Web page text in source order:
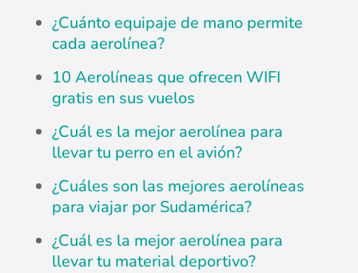
¿Cuánto equipaje de mano permite
cada aerolínea?
10 Aerolíneas que ofrecen WIFI
gratis en sus vuelos
¿Cuál es la mejor aerolínea para
llevar tu perro en el avión?
¿Cuáles son las mejores aerolíneas
para viajar por Sudamérica?
¿Cuál es la mejor aerolínea para
llevar tu material deportivo?